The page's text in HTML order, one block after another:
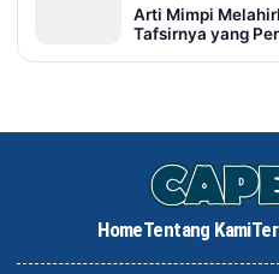
Arti Mimpi
Tafsirnya yang
HomeTentang Kami